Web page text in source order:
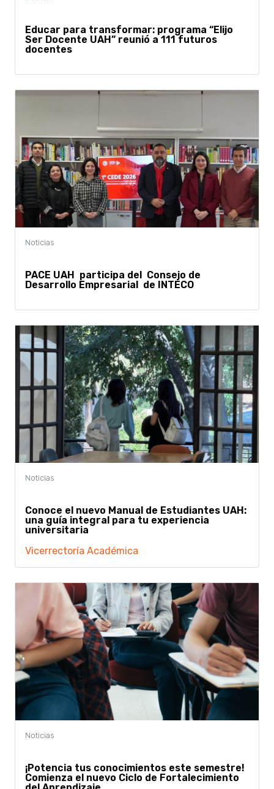
Educar para transformar: programa “Elijo
Ser Docente UAH” reunió a 111 futuros
docentes
PACE UAH participa del Consejo de
Desarrollo Empresarial de INTECO
Conoce el nuevo Manual de Estudiantes UAH:
una guía integral para tu experiencia
universitaria
Vicerrectoría Académica
¡Potencia tus conocimientos este semestre!
Comienza el nuevo Ciclo de Fortalecimiento